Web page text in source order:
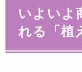
いよいよ
れる「植